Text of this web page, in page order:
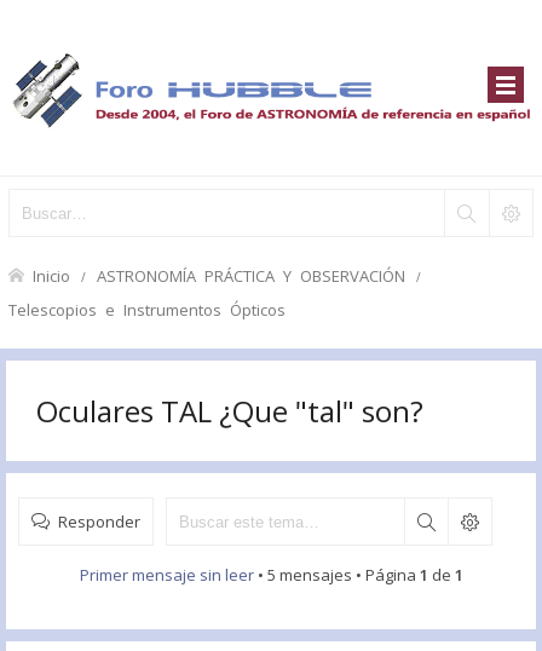
Inicio ASTRONOMÍA PRÁCTICA Y OBSERVACIÓN
Telescopios e Instrumentos Ópticos
Oculares TAL ¿Que "tal" son?
Responder
Primer mensaje sin leer• 5 mensajes • Página 1 de 1